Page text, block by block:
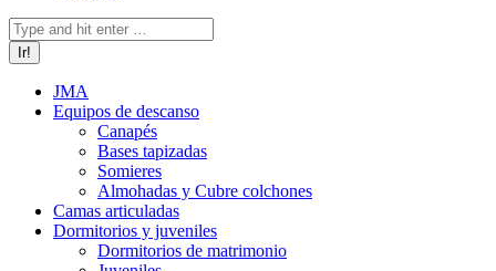
Buscar:
JMA
Equipos de descanso
Canapés
Bases tapizadas
Somieres
Almohadas y Cubre colchones
Camas articuladas
Dormitorios y juveniles
Dormitorios de matrimonio